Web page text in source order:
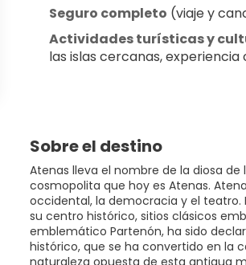
Seguro completo (viaje y
Actividades turísticas y
las islas cercanas,
Sobre el destino
Atenas lleva el nombre de la diosa
cosmopolita que hoy es Atenas.
occidental, la democracia y el
su centro histórico, sitios clásicos
emblemático Partenón, ha sido
histórico, que se ha convertido en la
naturaleza opuesta de esta antigua